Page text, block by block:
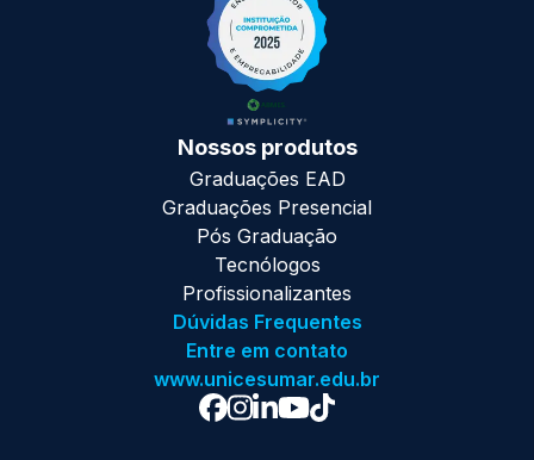
Nossos produtos
Graduações EAD
Graduações Presencial
Pós Graduação
Tecnólogos
Profissionalizantes
Dúvidas Frequentes
Entre em contato
www.unicesumar.edu.br